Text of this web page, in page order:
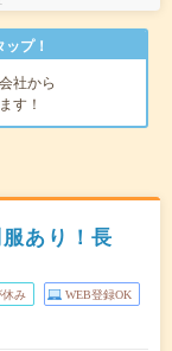
プ！
社から
す！
あり！長
休み WEB登録OK